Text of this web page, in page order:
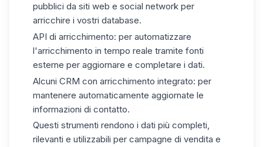
pubblici da siti web e social network per
arricchire i vostri database.
API di arricchimento: per automatizzare
l'arricchimento in tempo reale tramite fonti
esterne per aggiornare e completare i dati.
Alcuni CRM con arricchimento integrato: per
mantenere automaticamente aggiornate le
informazioni di contatto.
Questi strumenti rendono i dati più completi,
rilevanti e utilizzabili per campagne di vendita e